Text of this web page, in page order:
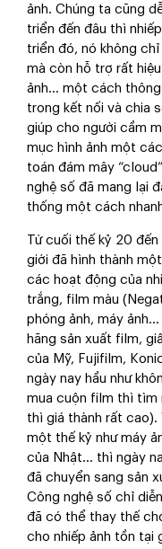
ảnh. Chúng ta cũng
triển đến đâu thì
triển đó, nó không
mà còn hỗ trợ rất
ảnh... một cách
trong kết nối và chia
giúp cho người cầm
mục hình ảnh một
toán đám mây
nghệ số đã mang lại
thống một cách
Từ cuối thế kỷ 20
giới đã hình thành
các hoạt động của
trắng, film màu
phóng ảnh, máy
hãng sản xuất film,
của Mỹ, Fujifilm,
ngày nay hầu như
mua cuộn film thì tìm
thì giá thành rất cao).
một thế kỷ như máy
của Nhật… thì ngày
đã chuyển sang sản
Công nghệ số chỉ
đã có thể thay thế
cho nhiếp ảnh tồn tại